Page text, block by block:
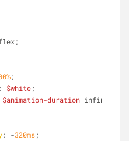
;
: $white;
$animation-duration infinite
: -320ms;